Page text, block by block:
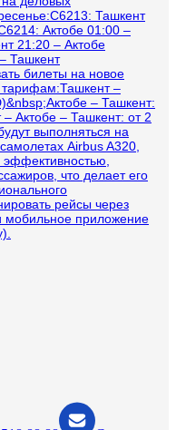
Ташкент
Актобе 01:00 –
21:20 – Актобе
Ташкент
билеты на новое
–
– Ташкент:
Актобе – Ташкент: от 2
выполняться на
Airbus A320,
эффективностью,
что делает его
рейсы через
мобильное приложение